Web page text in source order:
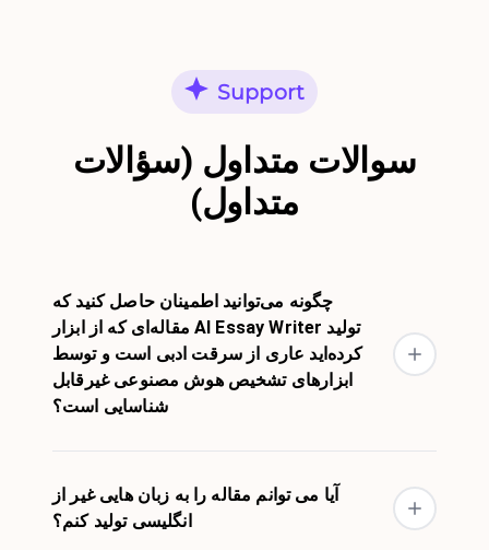
Support
سوالات متداول (سؤالات
متداول)
چگونه می‌توانید اطمینان حاصل کنید که
مقاله‌ای که از ابزار AI Essay Writer تولید
کرده‌اید عاری از سرقت ادبی است و توسط
ابزارهای تشخیص هوش مصنوعی غیرقابل
شناسایی است؟
آیا می توانم مقاله را به زبان هایی غیر از
انگلیسی تولید کنم؟